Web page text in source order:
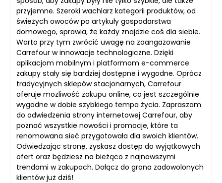
przyjemne. Szeroki wachlarz kategorii produktów, od
świeżych owoców po artykuły gospodarstwa
domowego, sprawia, że każdy znajdzie coś dla siebie.
Warto przy tym zwrócić uwagę na zaangażowanie
Carrefour w innowacje technologiczne. Dzięki
aplikacjom mobilnym i platformom e-commerce
zakupy stały się bardziej dostępne i wygodne. Oprócz
tradycyjnych sklepów stacjonarnych, Carrefour
oferuje możliwość zakupu online, co jest szczególnie
wygodne w dobie szybkiego tempa życia. Zapraszam
do odwiedzenia strony internetowej Carrefour, aby
poznać wszystkie nowości i promocje, które ta
renomowana sieć przygotowała dla swoich klientów.
Odwiedzając stronę, zyskasz dostęp do wyjątkowych
ofert oraz będziesz na bieżąco z najnowszymi
trendami w zakupach. Dołącz do grona zadowolonych
klientów już dziś!